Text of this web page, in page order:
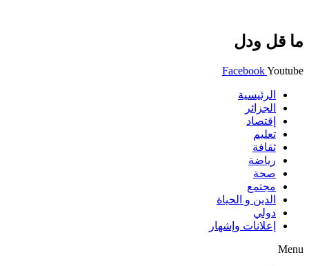
ما قل ودل
FacebookYoutube
الرئيسية
الجزائر
إقتصاد
تعليم
ثقافة
رياضة
صحة
مجتمع
الدين و الحياة
دولي
إعلانات وإشهار
Menu